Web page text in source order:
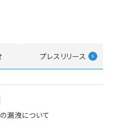
プレスリリース
漏洩について